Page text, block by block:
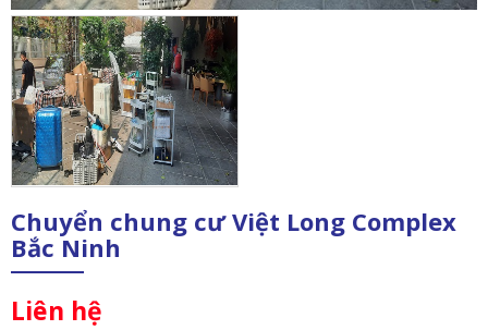
Chuyển chung cư Việt Long Complex
Bắc Ninh
Liên hệ